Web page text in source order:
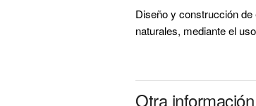
Diseño y construcción
naturales, mediante el
Otra